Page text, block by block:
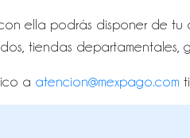
ella podrás disponer de
tiendas
a atencion@mexpago.com